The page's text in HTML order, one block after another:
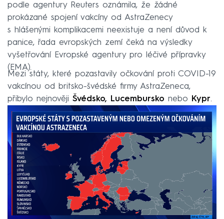
podle agentury Reuters oznámila, že žádné
prokázané spojení vakcíny od AstraZenecy
s hlášenými komplikacemi neexistuje a není důvod k
panice, řada evropských zemí čeká na výsledky
vyšetřování Evropské agentury pro léčivé přípravky
(EMA).
Mezi státy, které pozastavily očkování proti COVID-19
vakcínou od britsko-švédské firmy AstraZeneca,
přibylo nejnověji Švédsko, Lucembursko nebo Kypr.